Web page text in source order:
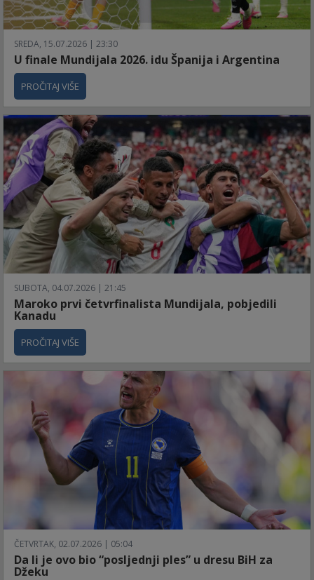
SREDA, 15.07.2026 | 23:30
U finale Mundijala 2026. idu Španija i Argentina
PROČITAJ VIŠE
SUBOTA, 04.07.2026 | 21:45
Maroko prvi četvrfinalista Mundijala, pobjedili
Kanadu
PROČITAJ VIŠE
ČETVRTAK, 02.07.2026 | 05:04
Da li je ovo bio “posljednji ples” u dresu BiH za
Džeku